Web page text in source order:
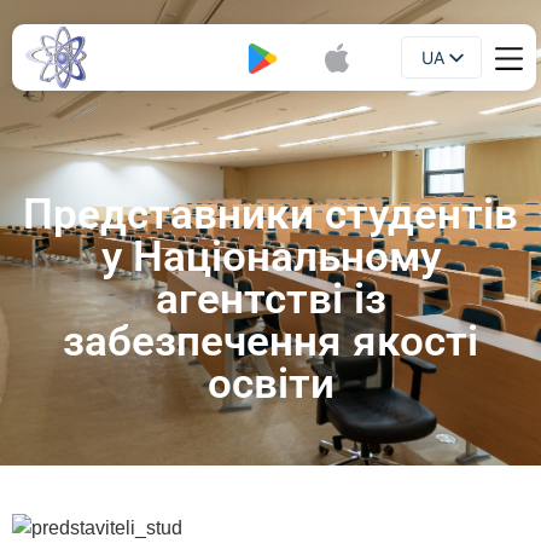
UA
EN
Представники студентів
у Національному
агентстві із
забезпечення якості
освіти